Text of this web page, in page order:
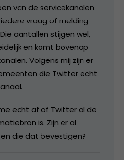
van de servicekanalen
vraag of melding
aantallen stijgen wel,
en komt bovenop
Volgens mij zijn er
die Twitter echt
echt af of Twitter al de
is. Zijn er al
die dat bevestigen?